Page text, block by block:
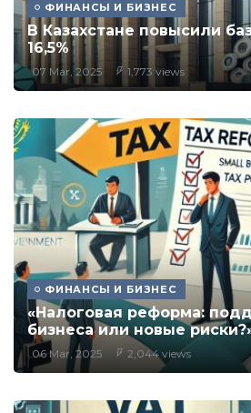
ФИНАНСЫ И БИЗНЕС
В Казахстане повысили
16,5%
07 Mar, 2025 1,773 views
ФИНАНСЫ И БИЗНЕС
«Налоговая реформа:
бизнеса или новые
06 Mar, 2025 2,044 views